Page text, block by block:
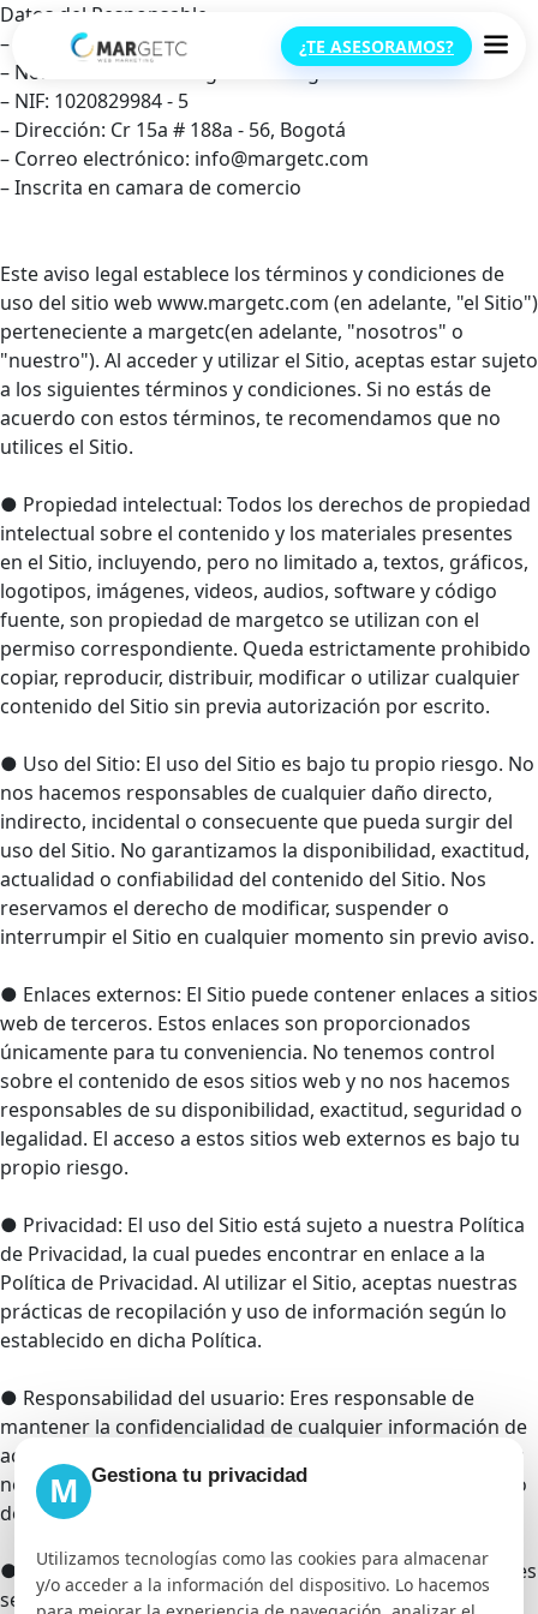
¿TE ASESORAMOS?
Datos del Responsable
– Identidad del Responsable: margetc
– Nombre comercial: Agencia margetc
– NIF: 1020829984 - 5
– Dirección: Cr 15a # 188a - 56, Bogotá
– Correo electrónico: info@margetc.com
– Inscrita en camara de comercio
Este aviso legal establece los términos y condiciones de
uso del sitio web www.margetc.com (en adelante, "el Sitio")
perteneciente a margetc(en adelante, "nosotros" o
"nuestro"). Al acceder y utilizar el Sitio, aceptas estar sujeto
a los siguientes términos y condiciones. Si no estás de
acuerdo con estos términos, te recomendamos que no
utilices el Sitio.
● Propiedad intelectual: Todos los derechos de propiedad
intelectual sobre el contenido y los materiales presentes
en el Sitio, incluyendo, pero no limitado a, textos, gráficos,
logotipos, imágenes, videos, audios, software y código
fuente, son propiedad de margetco se utilizan con el
permiso correspondiente. Queda estrictamente prohibido
copiar, reproducir, distribuir, modificar o utilizar cualquier
contenido del Sitio sin previa autorización por escrito.
● Uso del Sitio: El uso del Sitio es bajo tu propio riesgo. No
nos hacemos responsables de cualquier daño directo,
indirecto, incidental o consecuente que pueda surgir del
uso del Sitio. No garantizamos la disponibilidad, exactitud,
actualidad o confiabilidad del contenido del Sitio. Nos
reservamos el derecho de modificar, suspender o
interrumpir el Sitio en cualquier momento sin previo aviso.
● Enlaces externos: El Sitio puede contener enlaces a sitios
web de terceros. Estos enlaces son proporcionados
únicamente para tu conveniencia. No tenemos control
sobre el contenido de esos sitios web y no nos hacemos
responsables de su disponibilidad, exactitud, seguridad o
legalidad. El acceso a estos sitios web externos es bajo tu
propio riesgo.
● Privacidad: El uso del Sitio está sujeto a nuestra Política
de Privacidad, la cual puedes encontrar en enlace a la
Política de Privacidad. Al utilizar el Sitio, aceptas nuestras
prácticas de recopilación y uso de información según lo
establecido en dicha Política.
● Responsabilidad del usuario: Eres responsable de
mantener la confidencialidad de cualquier información de
acceso o cuenta que utilices para acceder al Sitio. Aceptas
notificarnos inmediatamente cualquier uso no autorizado
de tu información de acceso o cuenta.
● Ley aplicable y jurisdicción: Estos términos y condiciones
se regirán e interpretarán de acuerdo con las leyes de
M Gestiona tu privacidad
Utilizamos tecnologías como las cookies para almacenar
y/o acceder a la información del dispositivo. Lo hacemos